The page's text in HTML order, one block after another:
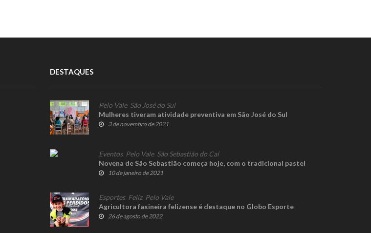
DESTAQUES
Pelo Vale, São José do Sul
Mulheres tiveram atividade preventiva em São José do Sul
3 de novembro de 2021
Eventos, Pelo Vale, São Sebastião do Caí
Novena de São Sebastião começa hoje, com o tradicional pastel
10 de janeiro de 2021
Esportes, Feliz, Pelo Vale
Agricultora faxineira felizense é destaque no Globo Esporte
26 de agosto de 2022